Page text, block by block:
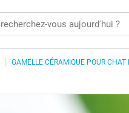
GAMELLE CÉRAMIQUE POUR CHAT